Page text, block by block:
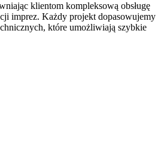
klientom kompleksową obsługę
imprez. Każdy projekt dopasowujemy
które umożliwiają szybkie